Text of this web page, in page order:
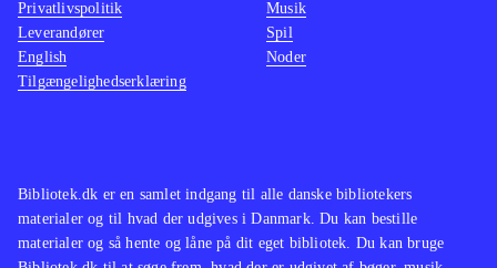
Bibliotek.dk er en samlet indgang til alle danske bibliotekers
materialer og til hvad der udgives i Danmark. Du kan bestille
materialer og så hente og låne på dit eget bibliotek. Du kan bruge
Privatlivspolitik
Leverandører
English
Tilgængelighedserklæring
Musik
Spil
Noder